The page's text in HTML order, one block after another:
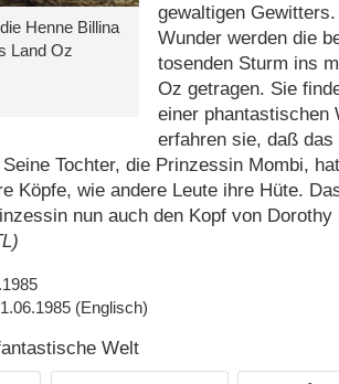
Henne Billina
Land Oz
gewaltigen
Wunder werden die
tosenden Sturm ins
Oz getragen. Sie
einer phantastischen
erfahren sie, daß
Tochter, die Prinzessin Mombi,
Köpfe, wie andere Leute ihre Hüte.
nun auch den Kopf von Dorothy
(Englisch)
Welt